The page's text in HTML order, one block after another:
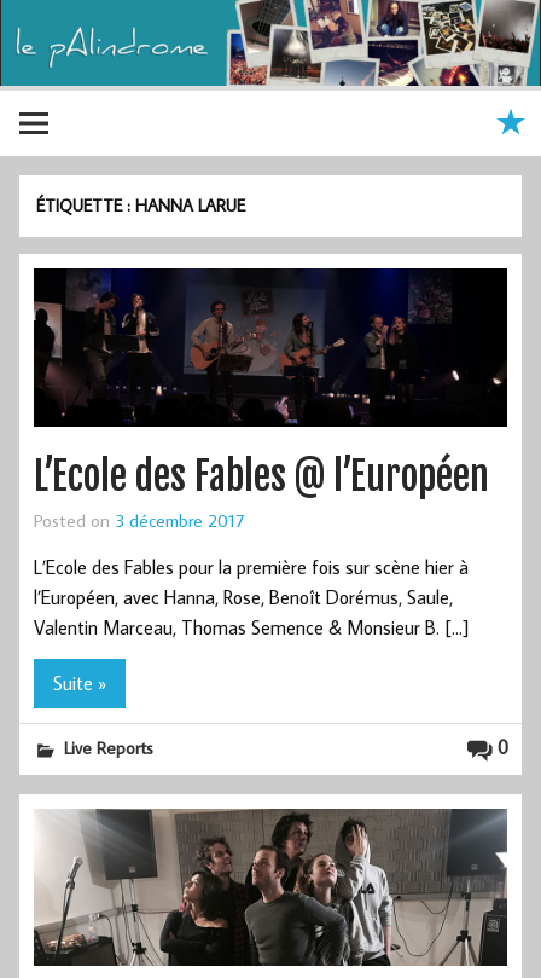
ÉTIQUETTE :HANNA LARUE
L’Ecole des Fables @ l’Européen
Posted on 3 décembre 2017
L’Ecole des Fables pour la première fois sur scène hier à
l’Européen, avec Hanna, Rose, Benoît Dorémus, Saule,
Valentin Marceau, Thomas Semence & Monsieur B. […]
Suite »
0
Live Reports